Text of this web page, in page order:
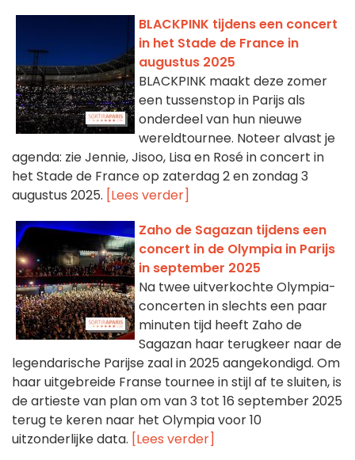
BLACKPINK tijdens een concert
in het Stade de France in
augustus 2025
BLACKPINK maakt deze zomer
een tussenstop in Parijs als
onderdeel van hun nieuwe
wereldtournee. Noteer alvast je
agenda: zie Jennie, Jisoo, Lisa en Rosé in concert in
het Stade de France op zaterdag 2 en zondag 3
augustus 2025. [Lees verder]
Zaho de Sagazan tijdens een
concert in de Olympia in Parijs
in september 2025
Na twee uitverkochte Olympia-
concerten in slechts een paar
minuten tijd heeft Zaho de
Sagazan haar terugkeer naar de
legendarische Parijse zaal in 2025 aangekondigd. Om
haar uitgebreide Franse tournee in stijl af te sluiten, is
de artieste van plan om van 3 tot 16 september 2025
terug te keren naar het Olympia voor 10
uitzonderlijke data. [Lees verder]